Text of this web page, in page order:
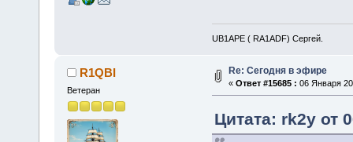
UB1APE ( RA1ADF) Сергей.
R1QBI
Ветеран
Re: Сегодня в эфире
« Ответ #15685 : 06 Января
Цитата: rk2y от